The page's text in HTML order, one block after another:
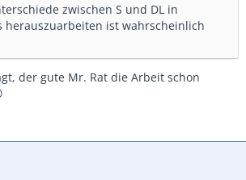
zwischen S und DL in
herauszuarbeiten ist wahrscheinlich
der gute Mr. Rat die Arbeit schon